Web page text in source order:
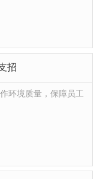
招
环境质量，保障员工